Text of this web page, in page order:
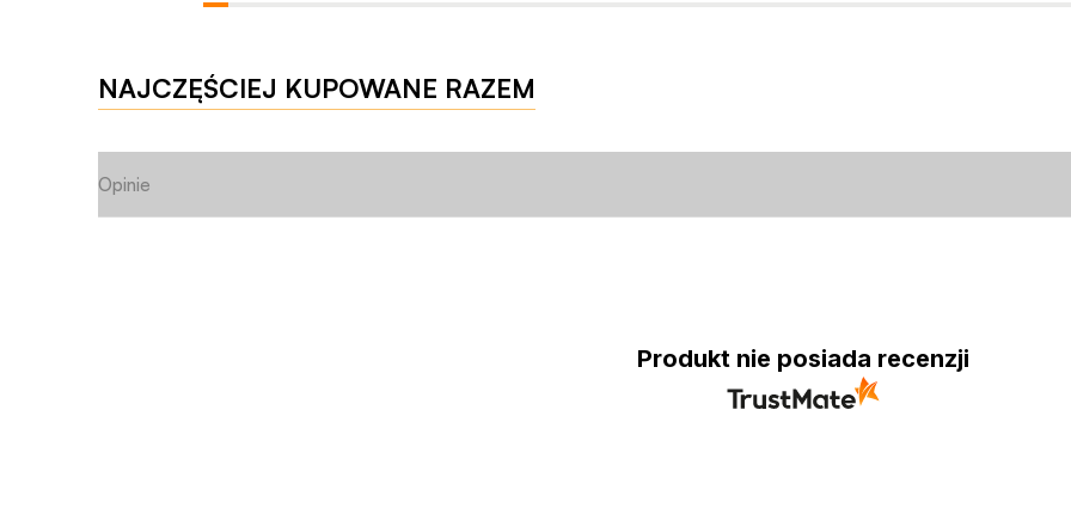
NAJCZĘŚCIEJ KUPOWANE RAZEM
Opinie
Produkt nie posiada recenzji